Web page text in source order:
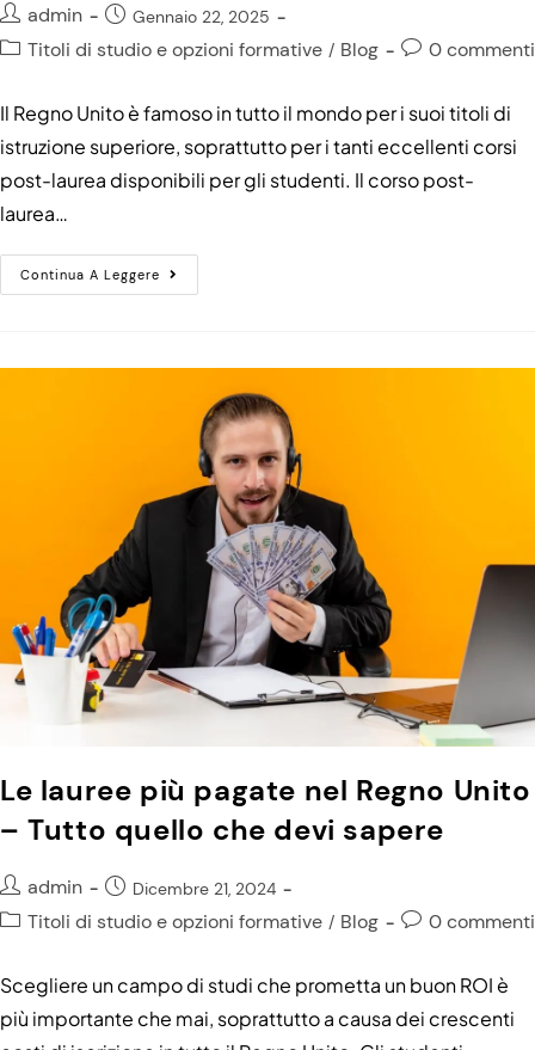
admin Gennaio 22, 2025
Titoli di studio e opzioni formative / Blog 0 commenti
Il Regno Unito è famoso in tutto il mondo per i suoi titoli di
istruzione superiore, soprattutto per i tanti eccellenti corsi
post-laurea disponibili per gli studenti. Il corso post-
laurea…
Continua A Leggere
Le lauree più pagate nel Regno Unito
– Tutto quello che devi sapere
admin Dicembre 21, 2024
Titoli di studio e opzioni formative / Blog 0 commenti
Scegliere un campo di studi che prometta un buon ROI è
più importante che mai, soprattutto a causa dei crescenti